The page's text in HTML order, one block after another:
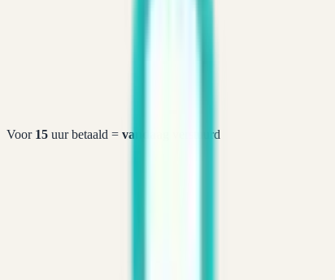
Voor 15 uur betaald = vandaag verstuurd